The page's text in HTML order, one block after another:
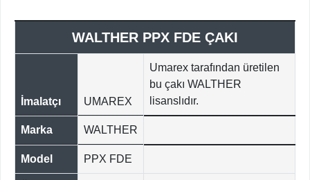
WALTHER PPX FDE ÇAKI
İmalatçı UMAREX
Umarex tarafından üretilen
bu çakı WALTHER
lisanslıdır.
Marka WALTHER
Model PPX FDE